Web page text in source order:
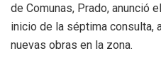
de Comunas, Prado, anunció
inicio de la séptima consulta,
nuevas obras en la zona.